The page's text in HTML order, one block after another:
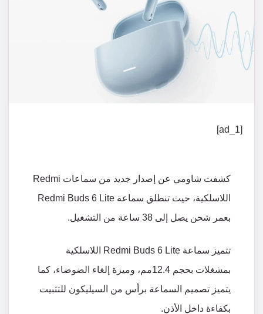
[ad_1]
كشفت شاومي عن إصدار جديد من سماعات Redmi
اللاسلكية، حيث تنطلق سماعة Redmi Buds 6 Lite
بعمر شحن يصل إلى 38 ساعة من التشغيل.
تتميز سماعة Redmi Buds 6 Lite اللاسلكية
بمشغلات بحجم 12.4مم، وميزة إلغاء الضوضاء، كما
يتميز تصميم السماعة برأس من السيليكون للتثبيت
بكفاءة داخل الأذن.